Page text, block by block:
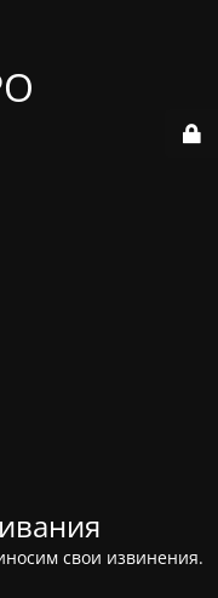
свои извинения.